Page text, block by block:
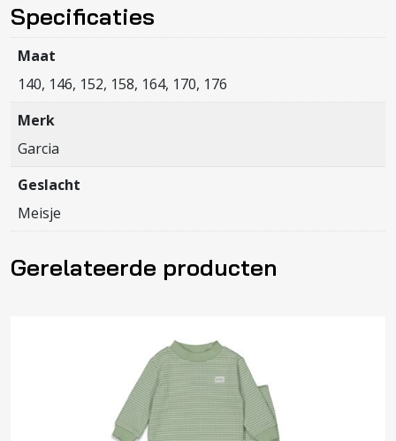
Specificaties
Maat
140, 146, 152, 158, 164, 170, 176
Merk
Garcia
Geslacht
Meisje
Gerelateerde producten